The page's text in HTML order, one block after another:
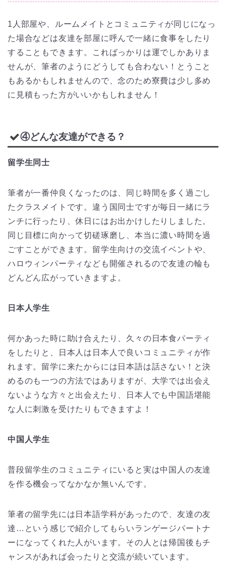
1人部屋や、ルームメイトとコミュニティが同じになっ
た場合などは友達を部屋に呼んで一緒に食事をしたり
することもできます。こればっかりは運でしかありま
せんが、筆者のようにどうしても合わない！とうこと
もあるかもしれませんので、念のため寮費は少し多め
に見積もった方がいいかもしれません！
④どんな友達ができる？
留学生同士
筆者が一番仲良くなったのは、同じ時間を多く過ごし
たクラスメイトです。違う国同士ですが毎日一緒にラ
ンチに行ったり、休日にはお出かけしたりしました。
同じ目標に向かって切磋琢磨し、本当に濃い時間を過
ごすことができます。留学生向けの交流イベントや、
ハロウィンパーティなども開催されるので友達の輪も
どんどん広がっていきますよ。
日本人学生
何かあった時に助け合えたり、久々の日本食パーティ
をしたりと、日本人は日本人で良いコミュニティが作
れます。留学に来たからには日本語は話さない！と決
めるのも一つの方法ではありますが、大学では出会え
ないような方々と出会えたり、日本人でも中国語堪能
な人に刺激を受けたりもできますよ！
中国人学生
普段留学生のコミュニティにいると実は中国人の友達
を作る機会ってなかなか無いんです。
筆者の留学先には日本語学科があったので、友達の友
達…という感じで紹介してもらいランゲージパートナ
ーになってくれた人がいます。その人とは帰国後もチ
ャンスがあれば会ったりと交流が続いています。